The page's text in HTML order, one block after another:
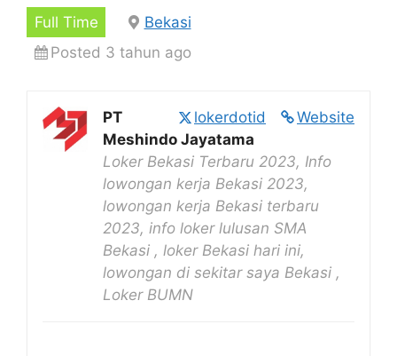
Full Time
Bekasi
Posted 3 tahun ago
Website
lokerdotid
PT
Meshindo Jayatama
Loker Bekasi Terbaru 2023, Info
lowongan kerja Bekasi 2023,
lowongan kerja Bekasi terbaru
2023, info loker lulusan SMA
Bekasi , loker Bekasi hari ini,
lowongan di sekitar saya Bekasi ,
Loker BUMN